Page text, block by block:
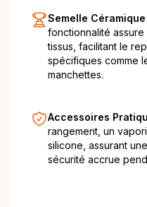
Semelle
fonctionnalité
tissus, facilitant le
spécifiques comme
manchettes.
Accessoires
rangement, un
silicone, assurant
sécurité accrue